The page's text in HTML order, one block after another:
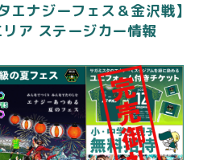
エナジーフェス＆金沢戦】
ア ステージカー情報